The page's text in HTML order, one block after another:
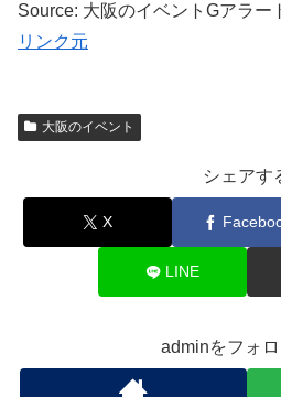
Source: 大阪のイベントGアラー
リンク元
大阪のイベント
シェアす
X
LINE
adminをフォ